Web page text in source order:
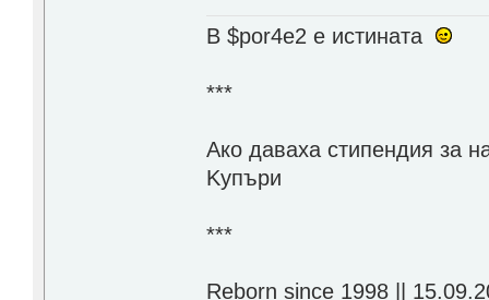
В $por4e2 e истината
***
Aко даваха стипендия за
Kупъри
***
Reborn since 1998 ||